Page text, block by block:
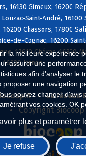
la meilleure expérience
assurer une
afin d'analyser le
proposer une navigation
pouvez changer d'avis
vos cookies. OK
plus et paramétrer
Je refuse
16130 Gimeux, 16200
Saint-André, 16100
Chassors, 17800
de-Cognac, 16200
17610 Chérac, 16370
16200 Jarnac
Le réseau
Copyright Biocoop